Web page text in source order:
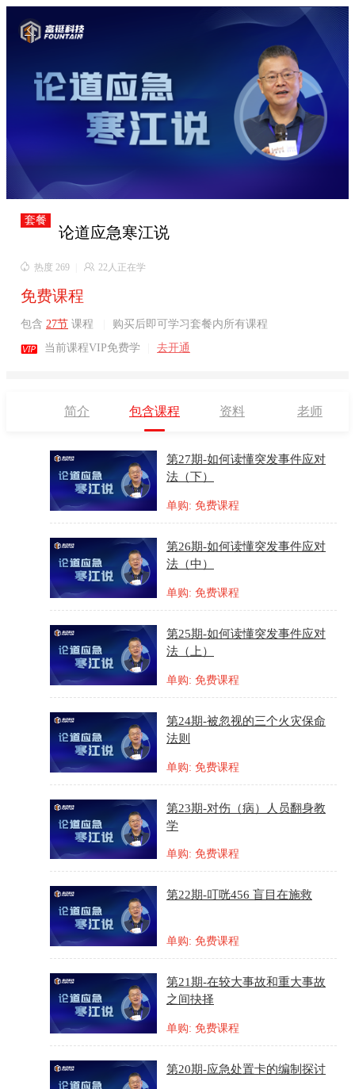

套餐
论道应急寒江说
 热度 269  22人正在学
免费课程
包含 27节 课程 购买后即可学习套餐内所有课程
 当前课程VIP免费学 去开通
简介 包含课程 资料 老师
单购: 免费课程
第27期-如何读懂突发事件应对
法（下）
单购: 免费课程
第26期-如何读懂突发事件应对
法（中）
单购: 免费课程
第25期-如何读懂突发事件应对
法（上）
单购: 免费课程
第24期-被忽视的三个火灾保命
法则
单购: 免费课程
第23期-对伤（病）人员翻身教
学
单购: 免费课程
第22期-叮咣456 盲目在施救
单购: 免费课程
第21期-在较大事故和重大事故
之间抉择
第20期-应急处置卡的编制探讨